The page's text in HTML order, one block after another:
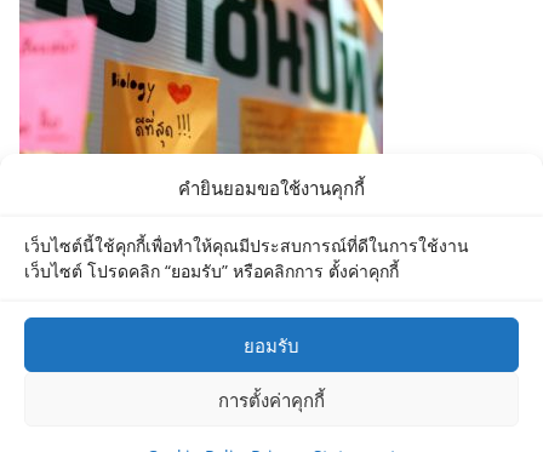
คำยินยอมขอใช้งานคุกกี้
เว็บไซต์นี้ใช้คุกกี้เพื่อทำให้คุณมีประสบการณ์ที่ดีในการใช้งาน
เว็บไซต์ โปรดคลิก “ยอมรับ” หรือคลิกการ ตั้งค่าคุกกี้
ยอมรับ
การตั้งค่าคุกกี้
e
g
i
Department of Biology MU
reserved.
ColorMag by ThemeGrill. Powered by